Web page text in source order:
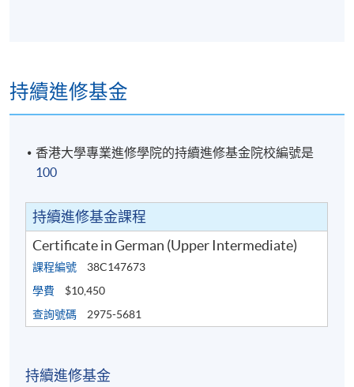
持續進修基金
香港大學專業進修學院的持續進修基金院校編號是
100
持續進修基金課程
Certificate in German (Upper Intermediate)
課程編號
38C147673
學費
$10,450
查詢號碼
2975-5681
持續進修基金